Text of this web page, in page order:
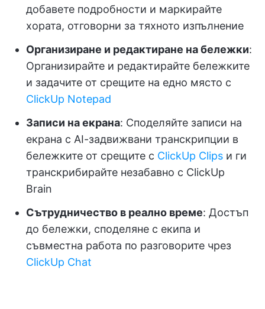
добавете подробности и маркирайте
хората, отговорни за тяхното изпълнение
Организиране и редактиране на бележки:
Организирайте и редактирайте бележките
и задачите от срещите на едно място с
ClickUp Notepad
Записи на екрана: Споделяйте записи на
екрана с AI-задвижвани транскрипции в
бележките от срещите с ClickUp Clips и ги
транскрибирайте незабавно с ClickUp
Brain
Сътрудничество в реално време: Достъп
до бележки, споделяне с екипа и
съвместна работа по разговорите чрез
ClickUp Chat